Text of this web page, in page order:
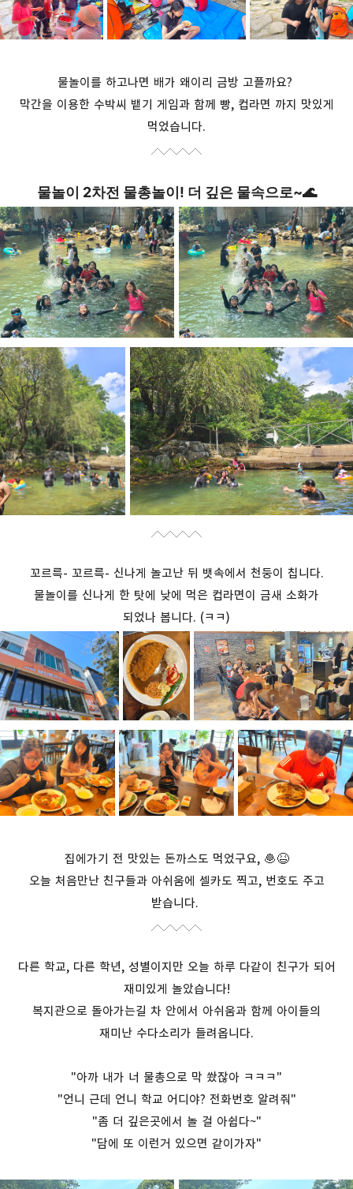
물놀이를 하고나면 배가 왜이리 금방 고플까요?
막간을 이용한 수박씨 뱉기 게임과 함께 빵, 컵라면 까지 맛있게
먹었습니다.
물놀이 2차전 물총놀이! 더 깊은 물속으로~🌊
꼬르륵- 꼬르륵- 신나게 놀고난 뒤 뱃속에서 천둥이 칩니다.
물놀이를 신나게 한 탓에 낮에 먹은 컵라면이 금새 소화가
되었나 봅니다. (ㅋㅋ)
집에가기 전 맛있는 돈까스도 먹었구요, 🧆😆
오늘 처음만난 친구들과 아쉬움에 셀카도 찍고, 번호도 주고
받습니다.
다른 학교, 다른 학년, 성별이지만 오늘 하루 다같이 친구가 되어
재미있게 놀았습니다!
복지관으로 돌아가는길 차 안에서 아쉬움과 함께 아이들의
재미난 수다소리가 들려옵니다.
"아까 내가 너 물총으로 막 쐈잖아 ㅋㅋㅋ"
"언니 근데 언니 학교 어디야? 전화번호 알려줘"
"좀 더 깊은곳에서 놀 걸 아쉽다~"
"담에 또 이런거 있으면 같이가자"